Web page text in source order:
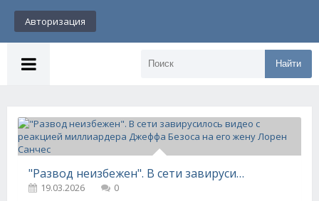
Авторизация
Найти
"Развод неизбежен". В сети завирусилось видео с реакцией миллиардера Джеффа Безоса на его жену Лорен Санчес
19.03.2026
0